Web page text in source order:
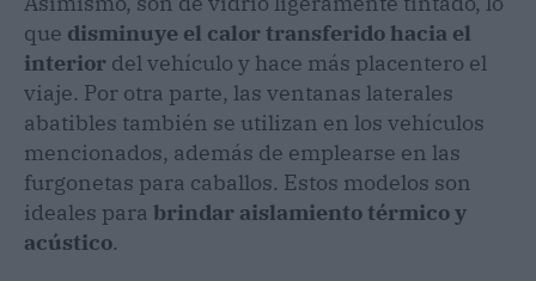
que disminuye el calor transferido hacia el
interior del vehículo y hace más placentero el
viaje. Por otra parte, las ventanas laterales
abatibles también se utilizan en los vehículos
mencionados, además de emplearse en las
furgonetas para caballos. Estos modelos son
ideales para brindar aislamiento térmico y
acústico.